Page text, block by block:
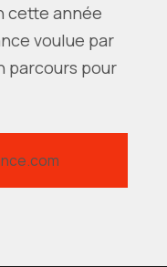
cette année
voulue par
parcours pour